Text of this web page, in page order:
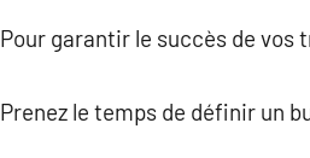
Pour garantir le succès de vos
Prenez le temps de définir un